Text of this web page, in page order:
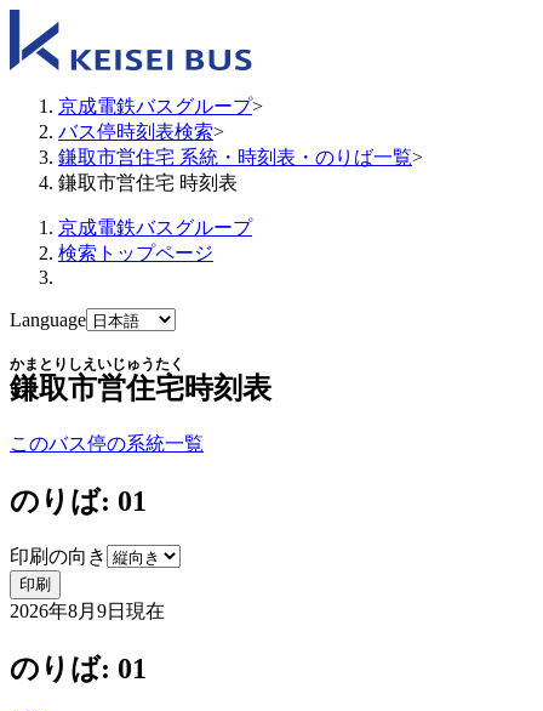
京成電鉄バスグループ>
バス停時刻表検索>
鎌取市営住宅 系統・時刻表・のりば一覧>
鎌取市営住宅 時刻表
京成電鉄バスグループ
検索トップページ
Language
鎌取市営住宅
かまとりしえいじゅうたく
時刻表
このバス停の系統一覧
のりば: 01
印刷の向き
印刷
2026年8月9日 現在
のりば: 01